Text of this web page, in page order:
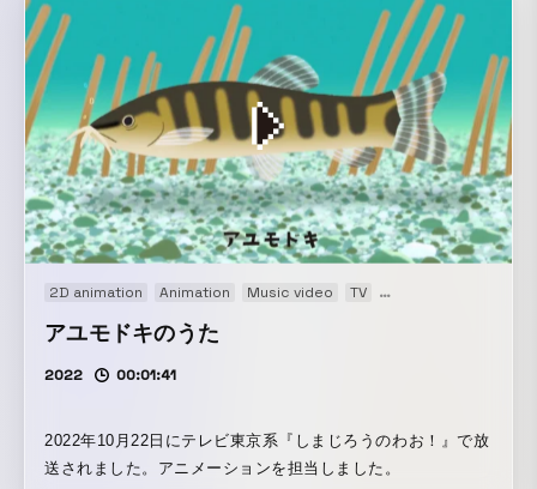
2D animation Animation Music video TV TVアニメ ending
アユモドキのうた
2022 00:01:41
2022年10月22日にテレビ東京系『しまじろうのわお！』で放
送されました。アニメーションを担当しました。